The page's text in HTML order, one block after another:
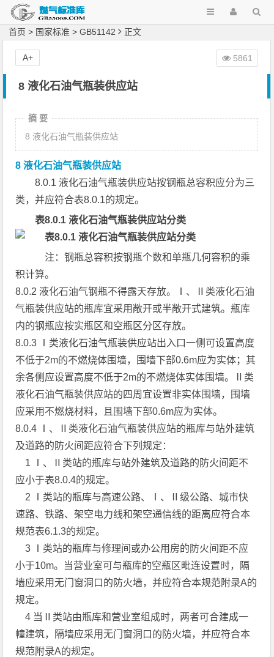
首页 > 国家标准 >GB51142 正文
8 液化石油气瓶装供应站
摘 要
8 液化石油气瓶装供应站
8 液化石油气瓶装供应站
8.0.1 液化石油气瓶装供应站按钢瓶总容积应分为三
类，并应符合表8.0.1的规定。
表8.0.1 液化石油气瓶装供应站分类
注：钢瓶总容积按钢瓶个数和单瓶几何容积的乘
积计算。
8.0.2 液化石油气钢瓶不得露天存放。Ⅰ、Ⅱ类液化石油
气瓶装供应站的瓶库宜采用敞开或半敞开式建筑。瓶库
内的钢瓶应按实瓶区和空瓶区分区存放。
8.0.3 Ⅰ类液化石油气瓶装供应站出入口一侧可设置高度
不低于2m的不燃烧体围墙，围墙下部0.6m应为实体；其
余各侧应设置高度不低于2m的不燃烧体实体围墙。Ⅱ类
液化石油气瓶装供应站的四周宜设置非实体围墙，围墙
应采用不燃烧材料，且围墙下部0.6m应为实体。
8.0.4 Ⅰ、Ⅱ类液化石油气瓶装供应站的瓶库与站外建筑
及道路的防火间距应符合下列规定：
1 Ⅰ、Ⅱ类站的瓶库与站外建筑及道路的防火间距不
应小于表8.0.4的规定。
2 Ⅰ类站的瓶库与高速公路、Ⅰ、Ⅱ级公路、城市快
速路、铁路、架空电力线和架空通信线的距离应符合本
规范表6.1.3的规定。
3 Ⅰ类站的瓶库与修理间或办公用房的防火间距不应
小于10m。当营业室可与瓶库的空瓶区毗连设置时，隔
墙应采用无门窗洞口的防火墙，并应符合本规范附录A的
规定。
4 当Ⅱ类站由瓶库和营业室组成时，两者可合建成一
幢建筑，隔墙应采用无门窗洞口的防火墙，并应符合本
规范附录A的规定。
5861
A+